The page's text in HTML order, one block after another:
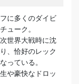
に多くのダイビ
ューク。
世界大戦時に沈
、恰好のレック
っている。
や豪快なドロッ